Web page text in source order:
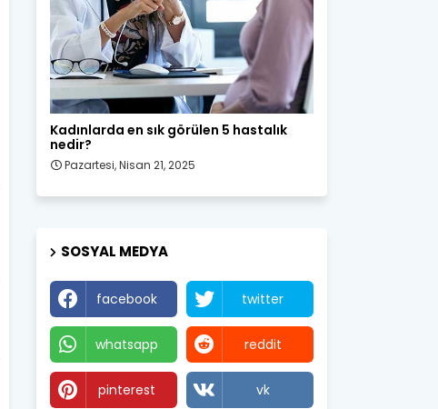
Kadın Sağlığı
Kadınlarda en sık görülen 5 hastalık
nedir?
Pazartesi, Nisan 21, 2025
SOSYAL MEDYA
facebook twitter
whatsapp reddit
pinterest vk